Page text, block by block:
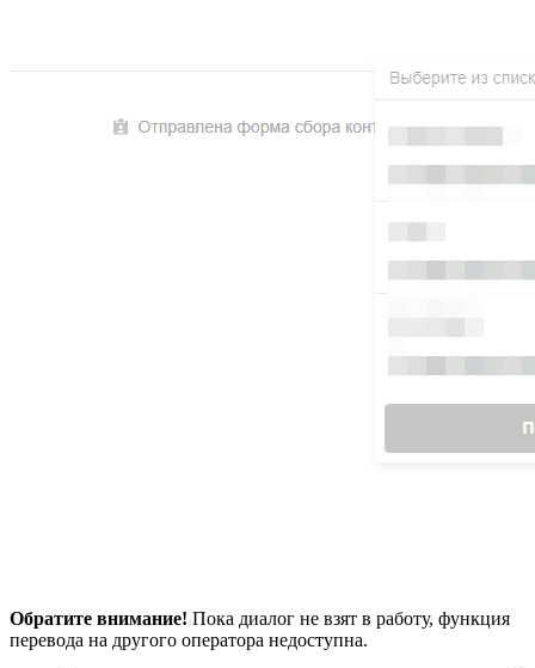
Обратите внимание! Пока диалог не взят в работу, функция
перевода на другого оператора недоступна.